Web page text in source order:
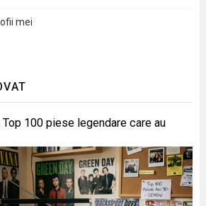
mei
100 piese legendare care au